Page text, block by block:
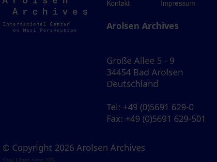
Archives
Kontakt Impressum
Arolsen Archives
Große Allee 5 - 9
34454 Bad Arolsen
Deutschland
Tel: +49 (0)5691 629-0
Fax: +49 (0)5691 629-501
© Copyright 2026 Arolsen Archives
Visual Library Server 2026